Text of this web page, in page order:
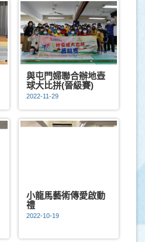
與屯門婦聯合辦地壺
球大比拼(晉級賽)
2022-11-29
小龍馬藝術傳愛啟動
禮
2022-10-19